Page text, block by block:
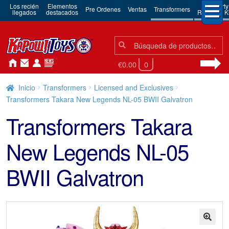
Los recién
llegados
Elementos
destacados Pre Ordenes Ventas Transformers 3rd Party
Robots &
Búsqueda:
Búsqueda
€0.00 0
Inicio Transformers
Licensed and Exclusives
Transformers Takara New Legends NL-05 BWII Galvatron
Transformers Takara
New Legends NL-05
BWII Galvatron